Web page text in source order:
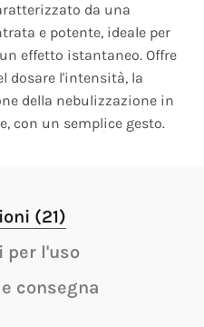
da una
e potente, ideale per
effetto istantaneo. Offre
dosare l'intensità, la
della nebulizzazione in
con un semplice gesto.
(21)
per l'uso
consegna